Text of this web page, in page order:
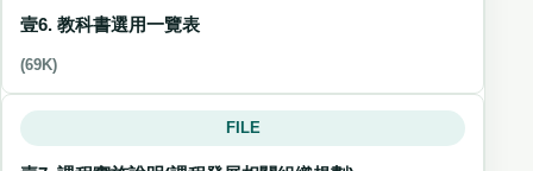
壹6. 教科書選用一覽表
(69K)
FILE